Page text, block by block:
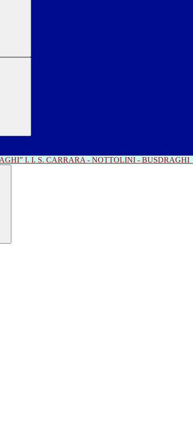
I. I. S. CARRARA - NOTTOLINI - BUSDRAGHI